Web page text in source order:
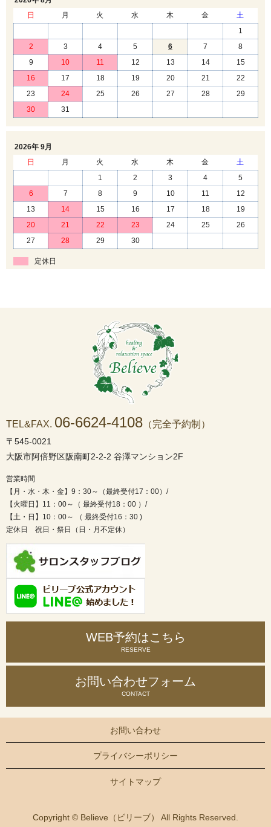
日
月 火 水 木 金
土
1
2
3 4 5 6 7
8
9
10 11 12 13 14
15
16
17 18 19 20 21
22
23
24 25 26 27 28
29
30
31
2026年 9月
日
月 火 水 木 金
土
1
2 3 4
5
6
7 8 9 10 11
12
13
14 15 16 17 18
19
20
21 22 23 24 25
26
27
28 29 30
定休日
TEL&FAX. 06-6624-4108 （完全予約制）
〒545-0021
大阪市阿倍野区阪南町2-2-2 谷澤マンション2F
営業時間
【月・水・木・金】9：30～（最終受付17：00）/
【火曜日】11：00～（ 最終受付18：00 ）/
【土・日】10：00～ （ 最終受付16：30 )
定休日 祝日・祭日（日・月不定休）
WEB予約はこちら
RESERVE
お問い合わせフォーム
CONTACT
お問い合わせ
プライバシーポリシー
サイトマップ
Copyright © Believe（ビリーブ） All Rights Reserved.